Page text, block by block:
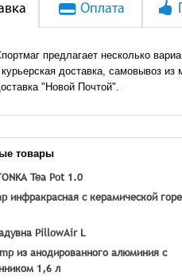
Оплата
предлагает несколько
доставка, самовывоз из
"Новой Почтой".
товары
Tea Pot 1.0
инфракрасная с керамической
PillowAir L
из анодированного алюминия с
1,6 л